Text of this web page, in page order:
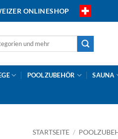
ONLINESHOP
POOLZUBEHÖR SAUNA
STARTSEITE /